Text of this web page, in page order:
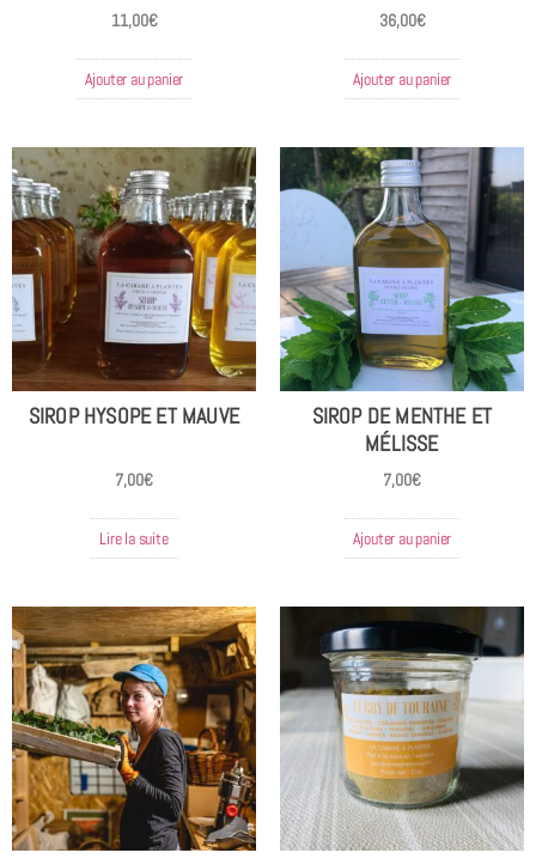
11,00€
Ajouter au panier
36,00€
Ajouter au panier
SIROP HYSOPE ET MAUVE
7,00€
Lire la suite
SIROP DE MENTHE ET
MÉLISSE
7,00€
Ajouter au panier